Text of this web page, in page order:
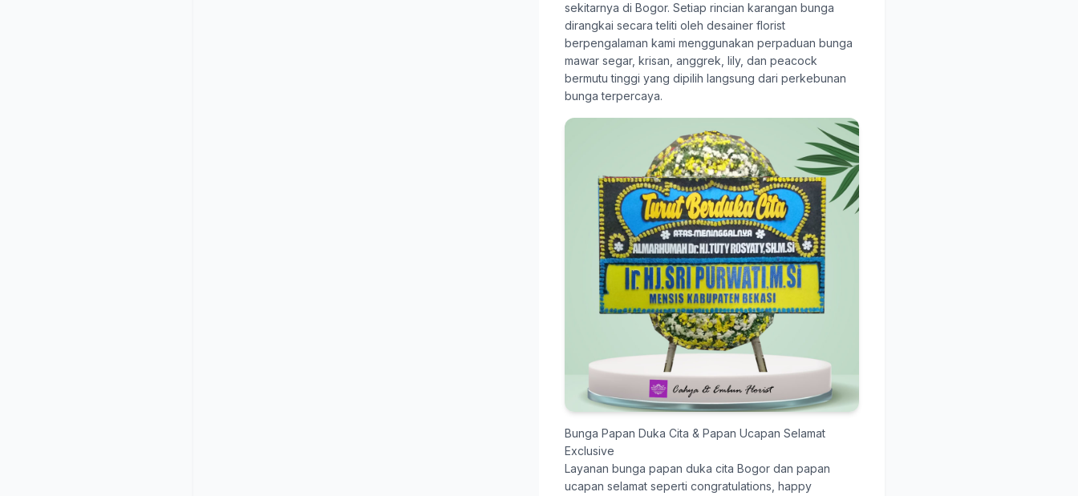
sekitarnya di Bogor. Setiap rincian karangan bunga
dirangkai secara teliti oleh desainer florist
berpengalaman kami menggunakan perpaduan bunga
mawar segar, krisan, anggrek, lily, dan peacock
bermutu tinggi yang dipilih langsung dari perkebunan
bunga terpercaya.
Bunga Papan Duka Cita & Papan Ucapan Selamat
Exclusive
Layanan bunga papan duka cita Bogor dan papan
ucapan selamat seperti congratulations, happy